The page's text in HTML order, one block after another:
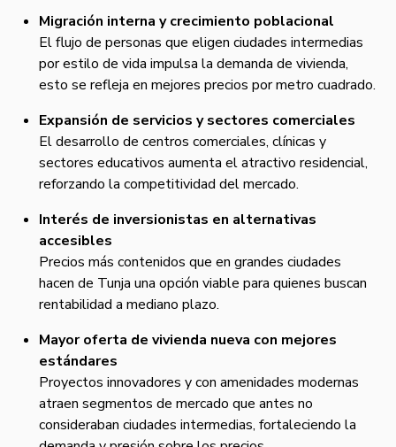
Migración interna y crecimiento poblacional
El flujo de personas que eligen ciudades intermedias
por estilo de vida impulsa la demanda de vivienda,
esto se refleja en mejores precios por metro cuadrado.
Expansión de servicios y sectores comerciales
El desarrollo de centros comerciales, clínicas y
sectores educativos aumenta el atractivo residencial,
reforzando la competitividad del mercado.
Interés de inversionistas en alternativas
accesibles
Precios más contenidos que en grandes ciudades
hacen de Tunja una opción viable para quienes buscan
rentabilidad a mediano plazo.
Mayor oferta de vivienda nueva con mejores
estándares
Proyectos innovadores y con amenidades modernas
atraen segmentos de mercado que antes no
consideraban ciudades intermedias, fortaleciendo la